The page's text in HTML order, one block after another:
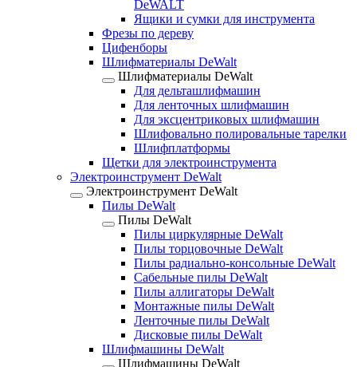
DeWALT
Ящики и сумки для инструмента
Фрезы по дереву
Цифенборы
Шлифматериалы DeWalt
Шлифматериалы DeWalt
Для дельташлифмашин
Для ленточных шлифмашин
Для эксцентриковых шлифмашин
Шлифовально полировальные тарелки
Шлифплатформы
Щетки для электроинструмента
Электроинструмент DeWalt
Электроинструмент DeWalt
Пилы DeWalt
Пилы DeWalt
Пилы циркулярные DeWalt
Пилы торцовочные DeWalt
Пилы радиально-консольные DeWalt
Сабельные пилы DeWalt
Пилы аллигаторы DeWalt
Монтажные пилы DeWalt
Ленточные пилы DeWalt
Дисковые пилы DeWalt
Шлифмашины DeWalt
Шлифмашины DeWalt